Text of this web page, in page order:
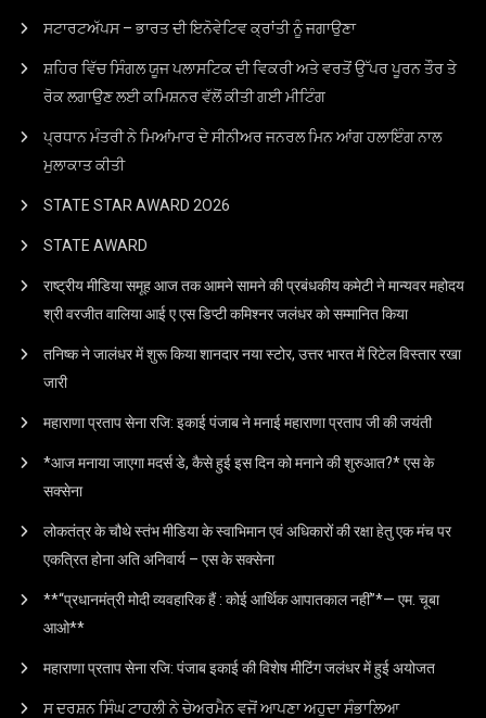
ਸਟਾਰਟਅੱਪਸ – ਭਾਰਤ ਦੀ ਇਨੋਵੇਟਿਵ ਕ੍ਰਾਂਤੀ ਨੂੰ ਜਗਾਉਣਾ
ਸ਼ਹਿਰ ਵਿੱਚ ਸਿੰਗਲ ਯੂਜ ਪਲਾਸਟਿਕ ਦੀ ਵਿਕਰੀ ਅਤੇ ਵਰਤੋਂ ਉੱਪਰ ਪੂਰਨ ਤੌਰ ਤੇ
ਰੋਕ ਲਗਾਉਣ ਲਈ ਕਮਿਸ਼ਨਰ ਵੱਲੋਂ ਕੀਤੀ ਗਈ ਮੀਟਿੰਗ
ਪ੍ਰਧਾਨ ਮੰਤਰੀ ਨੇ ਮਿਆਂਮਾਰ ਦੇ ਸੀਨੀਅਰ ਜਨਰਲ ਮਿਨ ਆਂਗ ਹਲਾਇੰਗ ਨਾਲ
ਮੁਲਾਕਾਤ ਕੀਤੀ
STATE STAR AWARD 2O26
STATE AWARD
राष्ट्रीय मीडिया समूह आज तक आमने सामने की प्रबंधकीय कमेटी ने मान्यवर महोदय
श्री वरजीत वालिया आई ए एस डिप्टी कमिश्नर जलंधर को सम्मानित किया
तनिष्क ने जालंधर में शुरू किया शानदार नया स्टोर, उत्तर भारत में रिटेल विस्तार रखा
जारी
महाराणा प्रताप सेना रजि: इकाई पंजाब ने मनाई महाराणा प्रताप जी की जयंती
*आज मनाया जाएगा मदर्स डे, कैसे हुई इस दिन को मनाने की शुरुआत?* एस के
सक्सेना
लोकतंत्र के चौथे स्तंभ मीडिया के स्वाभिमान एवं अधिकारों की रक्षा हेतु एक मंच पर
एकत्रित होना अति अनिवार्य – एस के सक्सेना
**“प्रधानमंत्री मोदी व्यवहारिक हैं : कोई आर्थिक आपातकाल नहीं”*— एम. चूबा
आओ**
महाराणा प्रताप सेना रजि: पंजाब इकाई की विशेष मीटिंग जलंधर में हुई अयोजत
ਸ ਦਰਸ਼ਨ ਸਿੰਘ ਟਾਹਲੀ ਨੇ ਚੇਅਰਮੈਨ ਵਜੋਂ ਆਪਣਾ ਅਹੁਦਾ ਸੰਭਾਲਿਆ